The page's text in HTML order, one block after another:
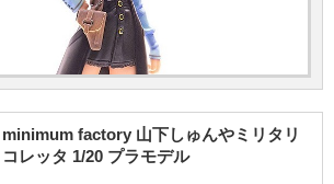
factory 山下しゅんやミリタリ
レッタ 1/20 プラモデル